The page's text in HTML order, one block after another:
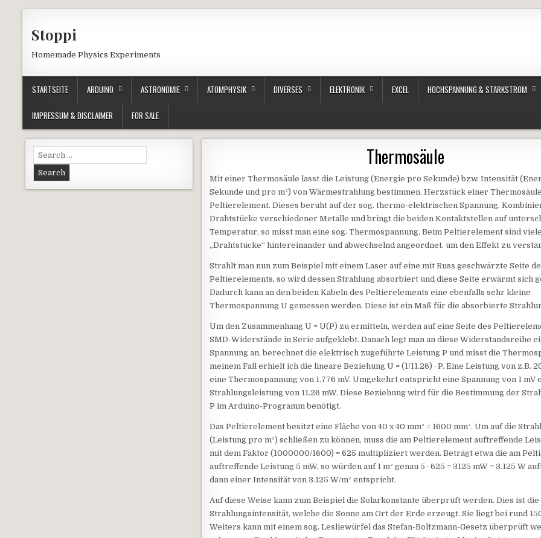
Stoppi
Homemade Physics Experiments
STARTSEITE ARDUINO ASTRONOMIE ATOMPHYSIK DIVERSES ELEKTRONIK EXCEL HOCHSPANNUNG & STARKSTROM
IMPRESSUM & DISCLAIMER FOR SALE
Thermosäule
Mit einer Thermosäule lasst die Leistung (Energie pro Sekunde) bzw. Intensität
Sekunde und pro m²) von Wärmestrahlung bestimmen. Herzstück einer
Peltierelement. Dieses beruht auf der sog. thermo-elektrischen Spannung.
Drahtstücke verschiedener Metalle und bringt die beiden Kontaktstellen auf
Temperatur, so misst man eine sog. Thermospannung. Beim Peltierelement sind
„Drahtstücke“ hintereinander und abwechselnd angeordnet, um den Effekt zu
Strahlt man nun zum Beispiel mit einem Laser auf eine mit Russ geschwärzte Seite
Peltierelements, so wird dessen Strahlung absorbiert und diese Seite erwärmt sich
Dadurch kann an den beiden Kabeln des Peltierelements eine ebenfalls sehr kleine
Thermospannung U gemessen werden. Diese ist ein Maß für die absorbierte
Um den Zusammenhang U = U(P) zu ermitteln, werden auf eine Seite des
SMD-Widerstände in Serie aufgeklebt. Danach legt man an diese Widerstandsreihe
Spannung an, berechnet die elektrisch zugeführte Leistung P und misst die
meinem Fall erhielt ich die lineare Beziehung U = (1/11.26) · P. Eine Leistung von z.B.
eine Thermospannung von 1.776 mV. Umgekehrt entspricht eine Spannung von 1 mV
Strahlungsleistung von 11.26 mW. Diese Beziehung wird für die Bestimmung der
P im Arduino-Programm benötigt.
Das Peltierelement besitzt eine Fläche von 40 x 40 mm² = 1600 mm². Um auf die
(Leistung pro m²) schließen zu können, muss die am Peltierelement auftreffende
mit dem Faktor (1000000/1600) = 625 multipliziert werden. Beträgt etwa die am
auftreffende Leistung 5 mW, so würden auf 1 m² genau 5 · 625 = 3125 mW = 3.125 W
dann einer Intensität von 3.125 W/m² entspricht.
Auf diese Weise kann zum Beispiel die Solarkonstante überprüft werden. Dies ist die
Strahlungsintensität, welche die Sonne am Ort der Erde erzeugt. Sie liegt bei rund
Weiters kann mit einem sog. Lesliewürfel das Stefan-Boltzmann-Gesetz überprüft
Search for: